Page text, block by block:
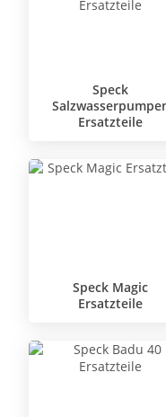
Speck
Ersatzteile
Speck Magic
Ersatzteile